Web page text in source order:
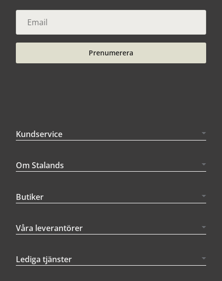
Prenumerera
Kundservice
Om Stalands
Butiker
Våra leverantörer
Lediga tjänster